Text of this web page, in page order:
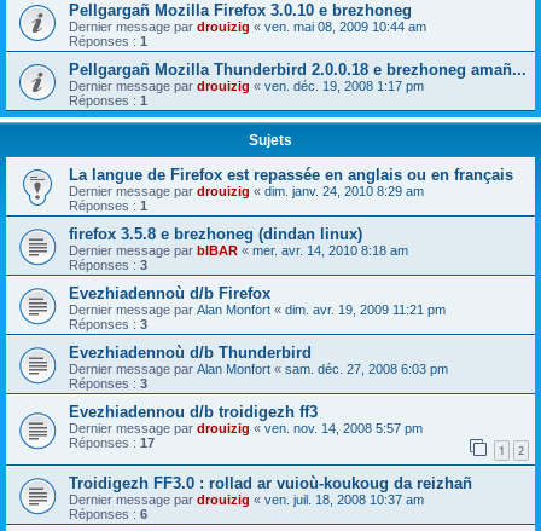
Pellgargañ Mozilla Firefox 3.0.10 e brezhoneg
Dernier message par drouizig « ven. mai 08, 2009 10:44 am
Réponses : 1
Pellgargañ Mozilla Thunderbird 2.0.0.18 e brezhoneg amañ...
Dernier message par drouizig « ven. déc. 19, 2008 1:17 pm
Réponses : 1
Sujets
La langue de Firefox est repassée en anglais ou en français
Dernier message par drouizig « dim. janv. 24, 2010 8:29 am
Réponses : 1
firefox 3.5.8 e brezhoneg (dindan linux)
Dernier message par bIBAR « mer. avr. 14, 2010 8:18 am
Réponses : 3
Evezhiadennoù d/b Firefox
Dernier message par Alan Monfort « dim. avr. 19, 2009 11:21 pm
Réponses : 3
Evezhiadennoù d/b Thunderbird
Dernier message par Alan Monfort « sam. déc. 27, 2008 6:03 pm
Réponses : 3
Evezhiadennou d/b troidigezh ff3
Dernier message par drouizig « ven. nov. 14, 2008 5:57 pm
Réponses : 17 1 2
Troidigezh FF3.0 : rollad ar vuioù-koukoug da reizhañ
Dernier message par drouizig « ven. juil. 18, 2008 10:37 am
Réponses : 6